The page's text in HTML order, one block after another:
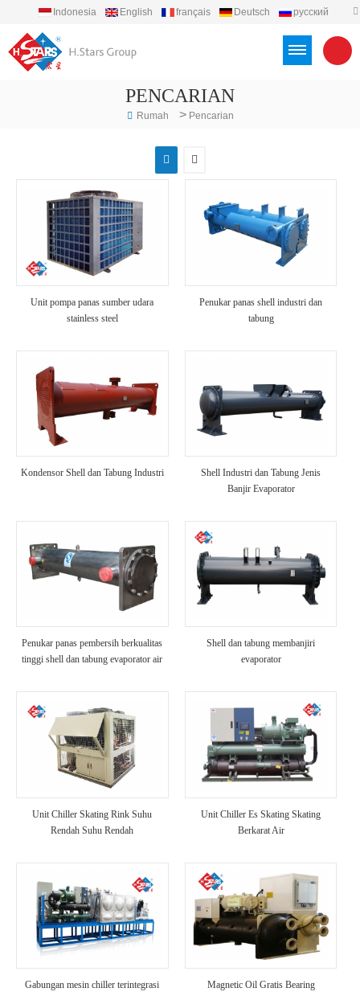
Indonesia English français Deutsch
русский
PENCARIAN
Rumah > Pencarian
Unit pompa panas sumber udara
stainless steel
Penukar panas shell industri dan
tabung
Kondensor Shell dan Tabung Industri
Shell Industri dan Tabung Jenis
Banjir Evaporator
Penukar panas pembersih berkualitas
tinggi shell dan tabung evaporator air
Shell dan tabung membanjiri
evaporator
Unit Chiller Skating Rink Suhu
Rendah Suhu Rendah
Unit Chiller Es Skating Skating
Berkarat Air
Gabungan mesin chiller terintegrasi
Magnetic Oil Gratis Bearing